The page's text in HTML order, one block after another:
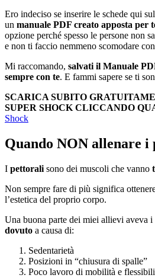
Ero indeciso se inserire le schede qui
un manuale PDF creato apposta per
opzione perché spesso le persone non
e non ti faccio nemmeno scomodare
Mi raccomando, salvati il Manuale
sempre con te. E fammi sapere se ti
SCARICA SUBITO
SUPER SHOCK CLICCANDO
Shock
Quando NON allenare
I pettorali sono dei muscoli che vanno
Non sempre fare di più significa
l’estetica del proprio corpo.
Una buona parte dei miei allievi aveva i
dovuto a causa di:
Sedentarietà
Posizioni in “chiusura di spalle”
Poco lavoro di mobilità e